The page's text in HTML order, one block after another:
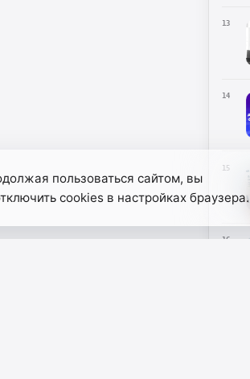
13
14
15
16
пользоваться сайтом, вы
cookies в настройках браузера.